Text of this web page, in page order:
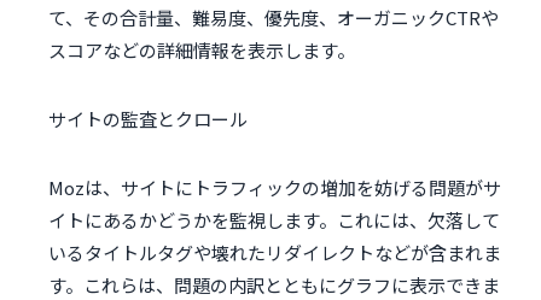
て、その合計量、難易度、優先度、オーガニックCTRや
スコアなどの詳細情報を表示します。
サイトの監査とクロール
Mozは、サイトにトラフィックの増加を妨げる問題がサ
イトにあるかどうかを監視します。これには、欠落して
いるタイトルタグや壊れたリダイレクトなどが含まれま
す。これらは、問題の内訳とともにグラフに表示できま